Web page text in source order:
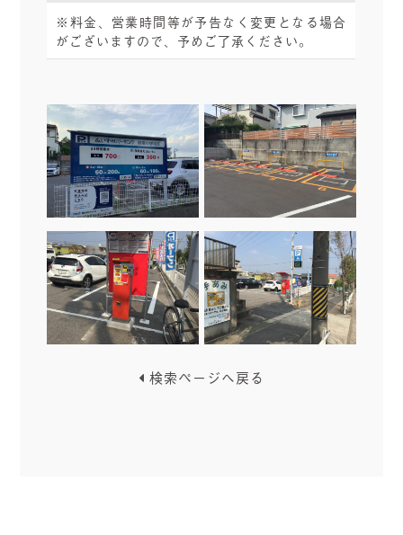
※料金、営業時間等が予告なく変更となる場合
がございますので、予めご了承ください。
検索ページへ戻る